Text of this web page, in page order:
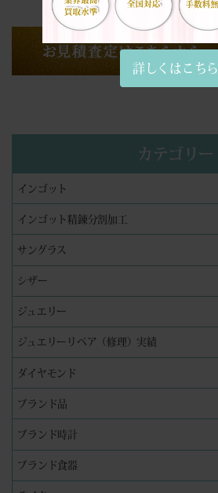
カテゴリー
インゴット
インゴット精錬分割加工
サングラス
シザー
ジュエリー
ジュエリーリペア（修理）実績
ダイヤモンド
ブランド品
ブランド時計
ブランド食器
詳しくはこちら